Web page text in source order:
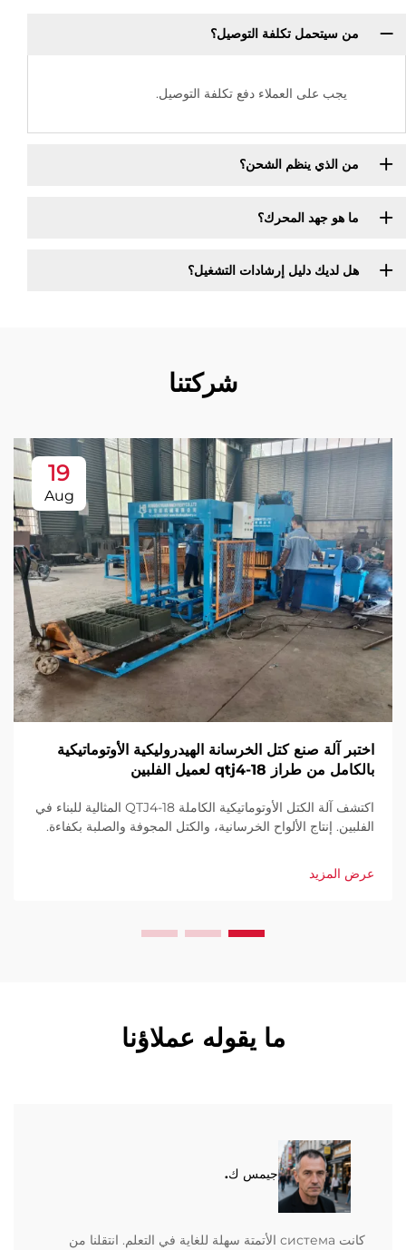
من سيتحمل تكلفة التوصيل؟
يجب على العملاء دفع تكلفة التوصيل.
من الذي ينظم الشحن؟
ما هو جهد المحرك؟
هل لديك دليل إرشادات التشغيل؟
شركتنا
19
Aug
اختبر آلة صنع كتل الخرسانة الهيدروليكية الأوتوماتيكية
بالكامل من طراز qtj4-18 لعميل الفلبين
اكتشف آلة الكتل الأوتوماتيكية الكاملة QTJ4-18 المثالية للبناء في
الفلبين. إنتاج الألواح الخرسانية، والكتل المجوفة والصلبة بكفاءة.
عرض المزيد
ما يقوله عملاؤنا
جيمس ك.
كانت система الأتمتة سهلة للغاية في التعلم. انتقلنا من